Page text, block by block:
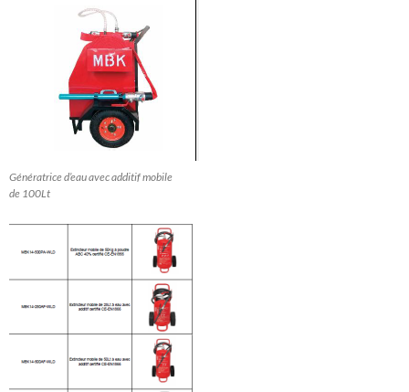
Génératrice d’eau avec additif mobile
de 100Lt